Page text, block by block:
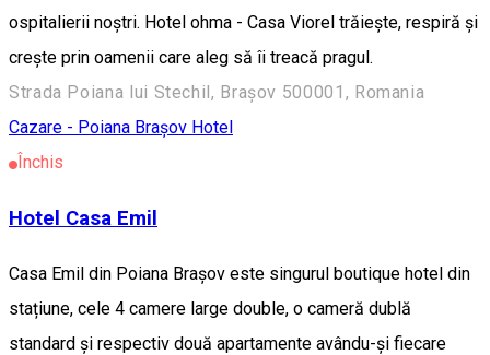
ospitalierii noștri. Hotel ohma - Casa Viorel trăiește, respiră și
crește prin oamenii care aleg să îi treacă pragul.
Strada Poiana lui Stechil, Brașov 500001, Romania
Cazare - Poiana Brașov Hotel
Închis
Hotel Casa Emil
Casa Emil din Poiana Brașov este singurul boutique hotel din
stațiune, cele 4 camere large double, o cameră dublă
standard și respectiv două apartamente avându-și fiecare